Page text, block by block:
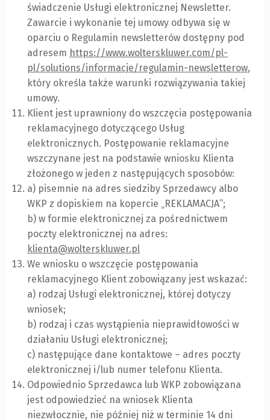
świadczenie Usługi elektronicznej Newsletter.
Zawarcie i wykonanie tej umowy odbywa się w
oparciu o Regulamin newsletterów dostępny pod
adresem https://www.wolterskluwer.com/pl-
pl/solutions/informacje/regulamin-newsletterow,
który określa także warunki rozwiązywania takiej
umowy.
Klient jest uprawniony do wszczęcia postępowania
reklamacyjnego dotyczącego Usług
elektronicznych. Postępowanie reklamacyjne
wszczynane jest na podstawie wniosku Klienta
złożonego w jeden z następujących sposobów:
a) pisemnie na adres siedziby Sprzedawcy albo
WKP z dopiskiem na kopercie „REKLAMACJA”;
b) w formie elektronicznej za pośrednictwem
poczty elektronicznej na adres:
klienta@wolterskluwer.pl
We wniosku o wszczęcie postępowania
reklamacyjnego Klient zobowiązany jest wskazać:
a) rodzaj Usługi elektronicznej, której dotyczy
wniosek;
b) rodzaj i czas wystąpienia nieprawidłowości w
działaniu Usługi elektronicznej;
c) następujące dane kontaktowe – adres poczty
elektronicznej i/lub numer telefonu Klienta.
Odpowiednio Sprzedawca lub WKP zobowiązana
jest odpowiedzieć na wniosek Klienta
niezwłocznie, nie później niż w terminie 14 dni